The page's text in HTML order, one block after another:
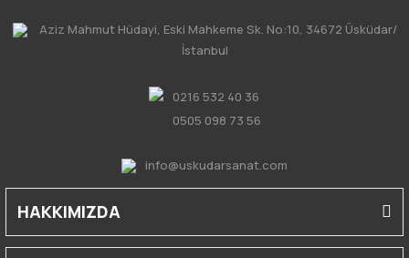
Aziz Mahmut Hüdayi, Eski Mahkeme Sk. No:10, 34672 Üsküdar/
İstanbul
0216 532 40 36
0505 098 73 56
info@uskudarsanat.com
HAKKIMIZDA